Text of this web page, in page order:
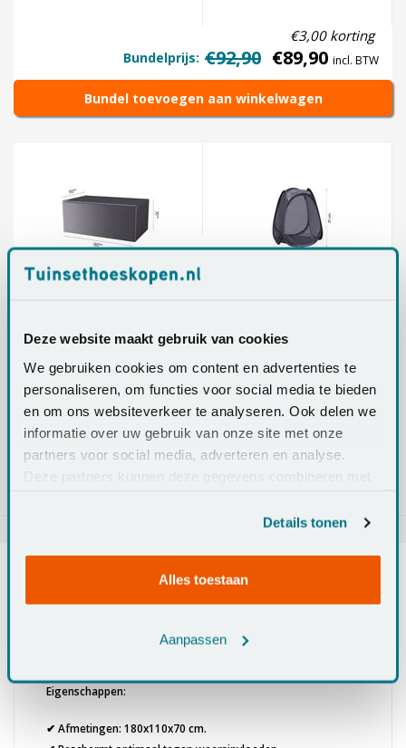
Deze website maakt gebruik van cookies
We gebruiken cookies om content en advertenties te
personaliseren, om functies voor social media te bieden
en om ons websiteverkeer te analyseren. Ook delen we
informatie over uw gebruik van onze site met onze
partners voor social media, adverteren en analyse.
Deze partners kunnen deze gegevens combineren met
hebben verzameld op basis van uw gebruik van hun
Details tonen
Alles toestaan
Aanpassen
€3,00 korting
Bundelprijs: €92,90 €89,90 incl. BTW
Bundel toevoegen aan winkelwagen
cm.
beschermhoes
€1,50 korting
Bundelprijs: €67,90 €66,40 incl. BTW
Bundel toevoegen aan winkelwagen
Eigenschappen:
✔ Afmetingen: 180x110x70 cm.